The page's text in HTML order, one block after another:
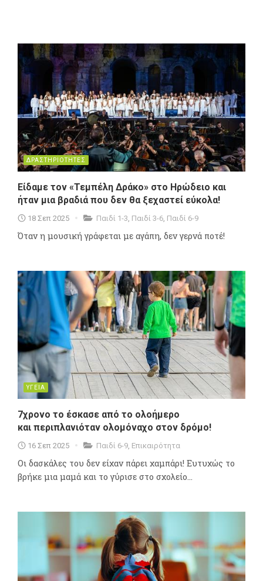
ΔΡΑΣΤΗΡΙΟΤΗΤΕΣ
Είδαμε τον «Τεμπέλη Δράκο» στο Ηρώδειο και
ήταν μια βραδιά που δεν θα ξεχαστεί εύκολα!
18 Σεπ 2025 Παιδί 1-3, Παιδί 3-6, Παιδί 6-9
Όταν η μουσική γράφεται με αγάπη, δεν γερνά ποτέ!
ΥΓΕΙΑ
7χρονο το έσκασε από το ολοήμερο
και περιπλανιόταν ολομόναχο στον δρόμο!
16 Σεπ 2025 Παιδί 6-9, Επικαιρότητα
Οι δασκάλες του δεν είχαν πάρει χαμπάρι! Ευτυχώς το
βρήκε μια μαμά και το γύρισε στο σχολείο...